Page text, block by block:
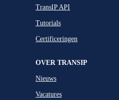
TransIP API
Tutorials
Certificeringen
OVER TRANSIP
Nieuws
Vacatures